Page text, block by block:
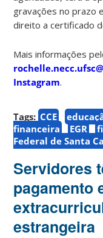
gravações no prazo
direito a certificado
Mais informações
Instagram.
Tags: CCE
financeira
EGR
Federal de Santa
Servidores
pagamento
estrangeira